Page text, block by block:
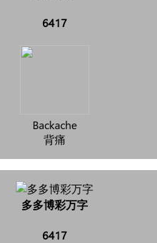
6417
Backache
背痛
多多博彩万字
6417